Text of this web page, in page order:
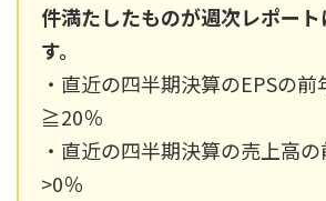
件満たしたものが週次レポー
す。
・直近の四半期決算のEPSの
≧20％
・直近の四半期決算の売上高
>0％